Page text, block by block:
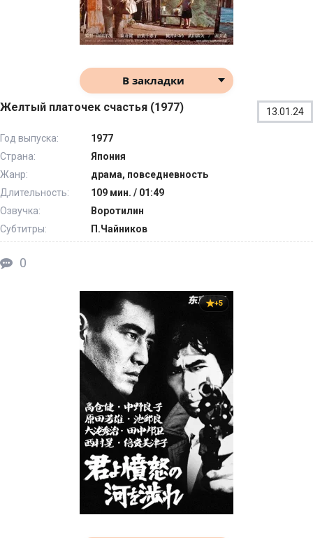
В закладки
Желтый платочек счастья (1977) 13.01.24
Год выпуска:
1977
Страна:
Япония
Жанр:
драма, повседневность
Длительность:
109 мин. / 01:49
Озвучка:
Воротилин
Субтитры:
П.Чайников
0
+5